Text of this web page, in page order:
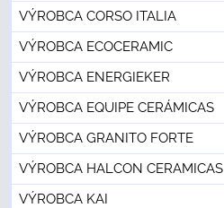
VÝROBCA CORSO ITALIA
VÝROBCA ECOCERAMIC
VÝROBCA ENERGIEKER
VÝROBCA EQUIPE CERÁMICAS
VÝROBCA GRANITO FORTE
VÝROBCA HALCON CERAMICAS
VÝROBCA KAI